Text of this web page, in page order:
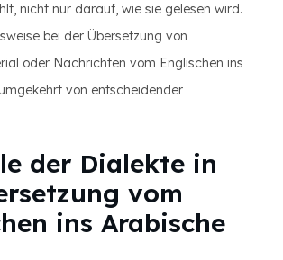
nicht nur darauf, wie sie gelesen wird.
bei der Übersetzung von
oder Nachrichten vom Englischen ins
von entscheidender
der Dialekte in
vom
ins Arabische